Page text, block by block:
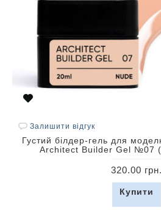
Залишити відгук
Густий білдер-гель для
Architect Builder Gel №07
320.00 грн.
Купити